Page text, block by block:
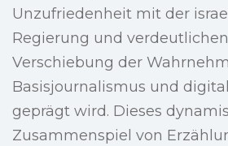
Unzufriedenheit mit der
Regierung und
Verschiebung der
Basisjournalismus und
geprägt wird. Dieses
Zusammenspiel von